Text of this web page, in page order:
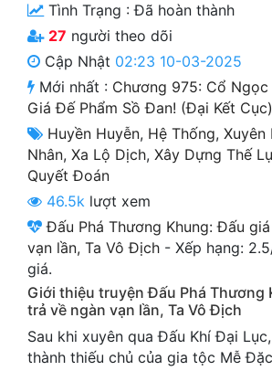
Cung Đấu
Cạnh Kỹ
Cổ Tiên Hiệp
Cổ Đại
Du Hí
Dã Sử
Dị Giới
Dị Năng
Gia Đấu
Góc Nhìn Nam
Tình Trạng :Đã hoàn thành
27 người theo dõi
Cập Nhật 02:23 10-03-2025
Mới nhất : Chương 975: Cổ Ngọc
Giá Đế Phẩm Sồ Đan! (Đại Kết Cục)
Huyền Huyễn, Hệ Thống, Xuyên
Nhân, Xa Lộ Dịch, Xây Dựng Thế
Quyết Đoán
46.5k lượt xem
Đấu Phá Thương Khung: Đấu
vạn lần, Ta Vô Địch - Xếp hạng: 2.5
giá.
Giới thiệu truyện Đấu Phá Thương
trả về ngàn vạn lần, Ta Vô Địch
Sau khi xuyên qua Đấu Khí Đại
thành thiếu chủ của gia tộc Mễ